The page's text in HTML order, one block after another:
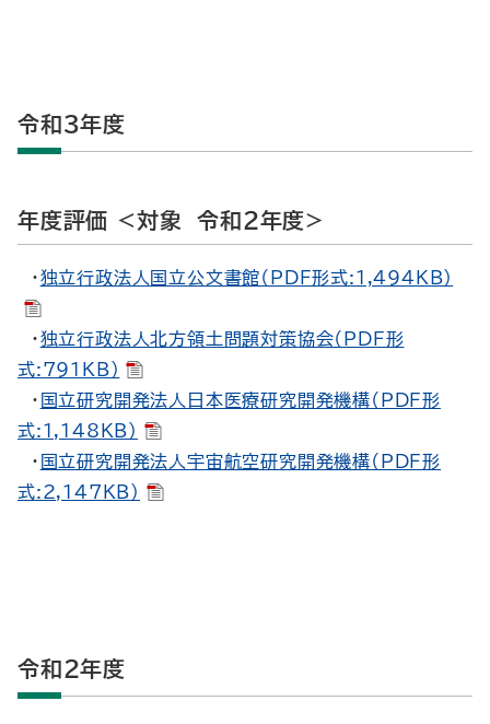
令和３年度
年度評価 <対象 令和２年度>
・独立行政法人国立公文書館（PDF形式:1,494KB）
・独立行政法人北方領土問題対策協会（PDF形
式:791KB）
・ 国立研究開発法人日本医療研究開発機構（PDF形
式:1,148KB）
・ 国立研究開発法人宇宙航空研究開発機構（PDF形
式:2,147KB）
令和２年度